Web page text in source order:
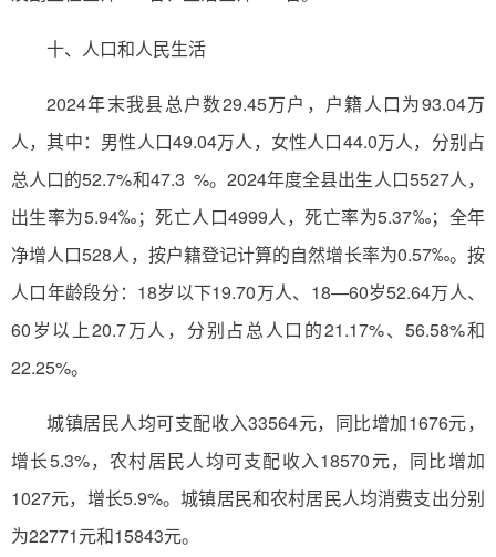
十、人口和人民生活
2024年末我县总户数29.45万户，户籍人口为93.04万
人，其中：男性人口49.04万人，女性人口44.0万人，分别占
总人口的52.7%和47.3 %。2024年度全县出生人口5527人，
出生率为5.94‰；死亡人口4999人，死亡率为5.37‰；全年
净增人口528人，按户籍登记计算的自然增长率为0.57‰。按
人口年龄段分：18岁以下19.70万人、18—60岁52.64万人、
60岁以上20.7万人，分别占总人口的21.17%、56.58%和
22.25%。
城镇居民人均可支配收入33564元，同比增加1676元，
增长5.3%，农村居民人均可支配收入18570元，同比增加
1027元，增长5.9%。城镇居民和农村居民人均消费支出分别
为22771元和15843元。